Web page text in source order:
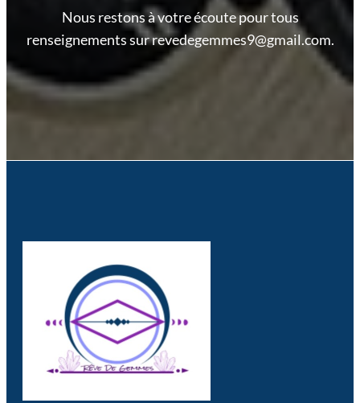
Nous restons à votre écoute pour tous
renseignements sur revedegemmes9@gmail.com.